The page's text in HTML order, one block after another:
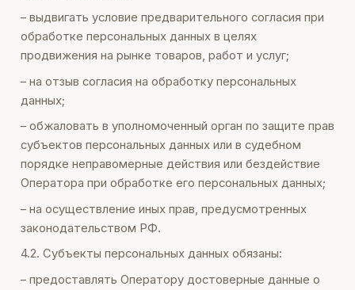
– выдвигать условие предварительного согласия при
обработке персональных данных в целях
продвижения на рынке товаров, работ и услуг;
– на отзыв согласия на обработку персональных
данных;
– обжаловать в уполномоченный орган по защите прав
субъектов персональных данных или в судебном
порядке неправомерные действия или бездействие
Оператора при обработке его персональных данных;
– на осуществление иных прав, предусмотренных
законодательством РФ.
4.2. Субъекты персональных данных обязаны:
– предоставлять Оператору достоверные данные о